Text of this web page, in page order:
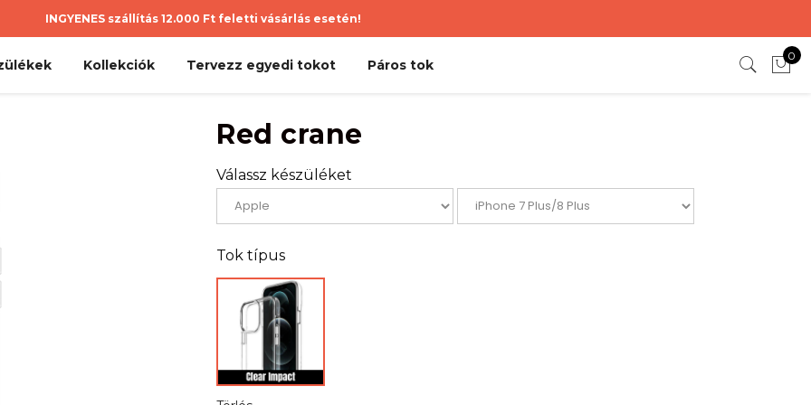
INGYENES szállítás 12.000 Ft feletti vásárlás esetén!
Kollekciók Tervezz egyedi tokot Páros tok
0
Red crane
Válassz készüléket
Tok típus